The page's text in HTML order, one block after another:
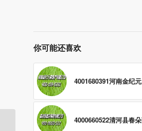
你可能还喜欢
4001680391河南金纪
4000660522清河县春